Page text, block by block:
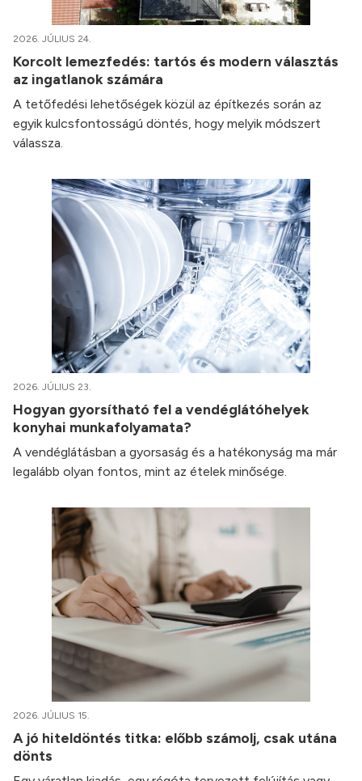
2026. JÚLIUS 24.
Korcolt lemezfedés: tartós és modern választás
az ingatlanok számára
A tetőfedési lehetőségek közül az építkezés során az
egyik kulcsfontosságú döntés, hogy melyik módszert
válassza.
2026. JÚLIUS 23.
Hogyan gyorsítható fel a vendéglátóhelyek
konyhai munkafolyamata?
A vendéglátásban a gyorsaság és a hatékonyság ma már
legalább olyan fontos, mint az ételek minősége.
2026. JÚLIUS 15.
A jó hiteldöntés titka: előbb számolj, csak utána
dönts